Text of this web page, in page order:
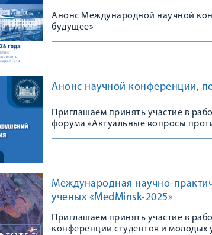
Анонс Международной научной
будущее»
Анонс научной конференции,
Приглашаем принять участие в
форума «Актуальные вопросы
Международная научно-
ученых «MedMinsk-2025»
Приглашаем принять участие в
конференции студентов и молодых